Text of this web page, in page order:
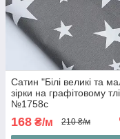
Сатин "Білі великі та
зірки на графітовому
№1758с
168 ₴/м 210 ₴/м